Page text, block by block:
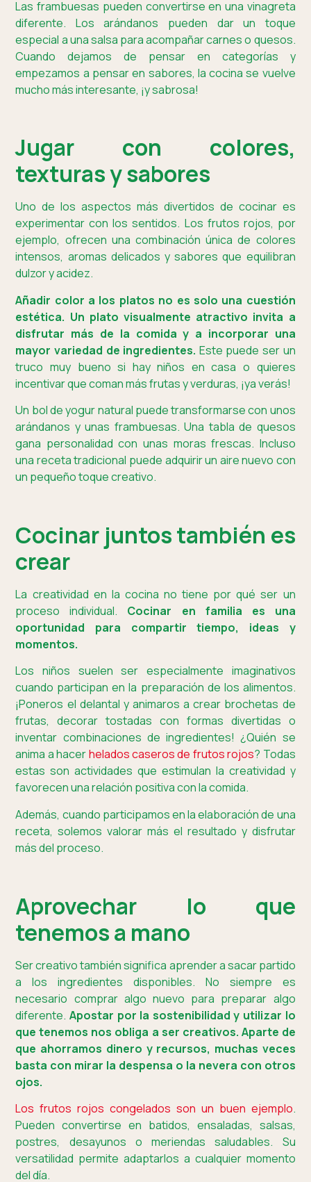
Las frambuesas pueden convertirse en una vinagreta
diferente. Los arándanos pueden dar un toque
especial a una salsa para acompañar carnes o quesos.
Cuando dejamos de pensar en categorías y
empezamos a pensar en sabores, la cocina se vuelve
mucho más interesante, ¡y sabrosa!
Jugar con colores,
texturas y sabores
Uno de los aspectos más divertidos de cocinar es
experimentar con los sentidos. Los frutos rojos, por
ejemplo, ofrecen una combinación única de colores
intensos, aromas delicados y sabores que equilibran
dulzor y acidez.
Añadir color a los platos no es solo una cuestión
estética. Un plato visualmente atractivo invita a
disfrutar más de la comida y a incorporar una
mayor variedad de ingredientes. Este puede ser un
truco muy bueno si hay niños en casa o quieres
incentivar que coman más frutas y verduras, ¡ya verás!
Un bol de yogur natural puede transformarse con unos
arándanos y unas frambuesas. Una tabla de quesos
gana personalidad con unas moras frescas. Incluso
una receta tradicional puede adquirir un aire nuevo con
un pequeño toque creativo.
Cocinar juntos también es
crear
La creatividad en la cocina no tiene por qué ser un
proceso individual. Cocinar en familia es una
oportunidad para compartir tiempo, ideas y
momentos.
Los niños suelen ser especialmente imaginativos
cuando participan en la preparación de los alimentos.
¡Poneros el delantal y animaros a crear brochetas de
frutas, decorar tostadas con formas divertidas o
inventar combinaciones de ingredientes! ¿Quién se
anima a hacerhelados caseros de frutos rojos? Todas
estas son actividades que estimulan la creatividad y
favorecen una relación positiva con la comida.
Además, cuando participamos en la elaboración de una
receta, solemos valorar más el resultado y disfrutar
más del proceso.
Aprovechar lo que
tenemos a mano
Ser creativo también significa aprender a sacar partido
a los ingredientes disponibles. No siempre es
necesario comprar algo nuevo para preparar algo
diferente. Apostar por la sostenibilidad y utilizar lo
que tenemos nos obliga a ser creativos. Aparte de
que ahorramos dinero y recursos, muchas veces
basta con mirar la despensa o la nevera con otros
ojos.
Los frutos rojos congelados son un buen ejemplo.
Pueden convertirse en batidos, ensaladas, salsas,
postres, desayunos o meriendas saludables. Su
versatilidad permite adaptarlos a cualquier momento
del día.